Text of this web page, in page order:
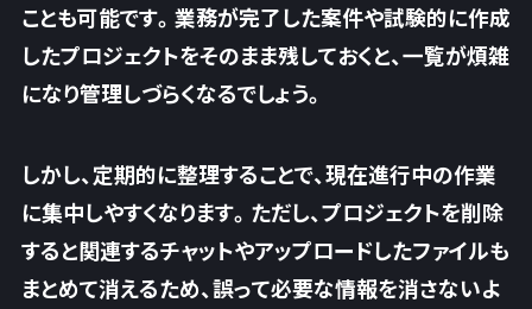
ことも可能です。業務が完了した案件や試験的に作成
したプロジェクトをそのまま残しておくと、一覧が煩雑
になり管理しづらくなるでしょう。
しかし、定期的に整理することで、現在進行中の作業
に集中しやすくなります。ただし、プロジェクトを削除
すると関連するチャットやアップロードしたファイルも
まとめて消えるため、誤って必要な情報を消さないよ